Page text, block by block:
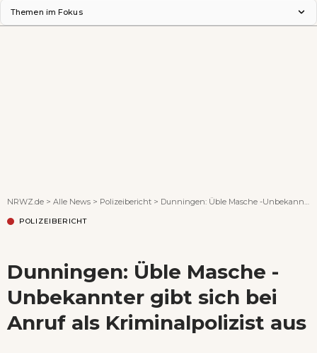
Themen im Fokus
NRWZ.de > Alle News > Polizeibericht > Dunningen: Üble Masche -Unbekannter gibt sich bei Anruf als Kriminalpolizist aus
POLIZEIBERICHT
Dunningen: Üble Masche -
Unbekannter gibt sich bei
Anruf als Kriminalpolizist aus